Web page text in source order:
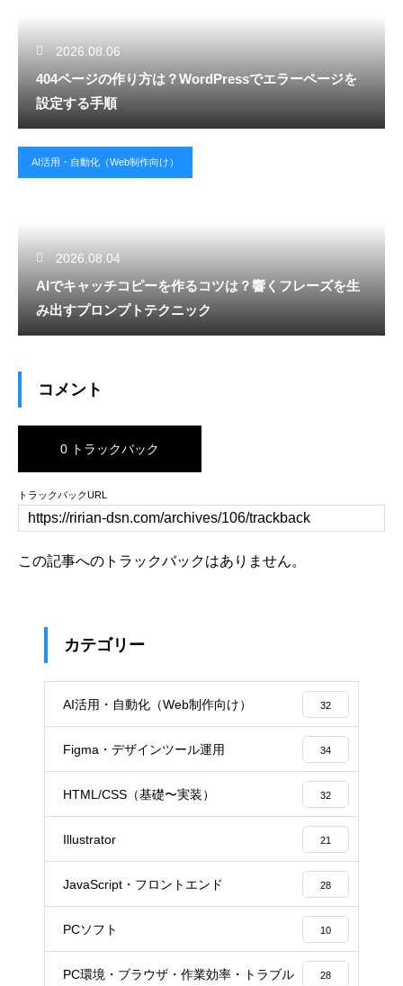
2026.08.06
404ページの作り方は？WordPressでエラーページを
設定する手順
AI活用・自動化（Web制作向け）
2026.08.04
AIでキャッチコピーを作るコツは？響くフレーズを生
み出すプロンプトテクニック
コメント
0 トラックバック
トラックバックURL
この記事へのトラックバックはありません。
カテゴリー
AI活用・自動化（Web制作向け） 32
Figma・デザインツール運用 34
HTML/CSS（基礎〜実装） 32
Illustrator 21
JavaScript・フロントエンド 28
PCソフト 10
PC環境・ブラウザ・作業効率・トラブル 28